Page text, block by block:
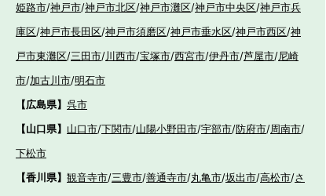
姫路市/神戸市/神戸市北区/神戸市灘区/神戸市中央区/神戸市兵
庫区/神戸市長田区/神戸市須磨区/神戸市垂水区/神戸市西区/神
戸市東灘区/三田市/川西市/宝塚市/西宮市/伊丹市/芦屋市/尼崎
市/加古川市/明石市
【広島県】 呉市
【山口県】 山口市/下関市/山陽小野田市/宇部市/防府市/周南市/
下松市
【香川県】 観音寺市/三豊市/善通寺市/丸亀市/坂出市/高松市/さ